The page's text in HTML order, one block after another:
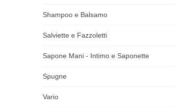
Shampoo e Balsamo
Salviette e Fazzoletti
Sapone Mani - Intimo e Saponette
Spugne
Vario